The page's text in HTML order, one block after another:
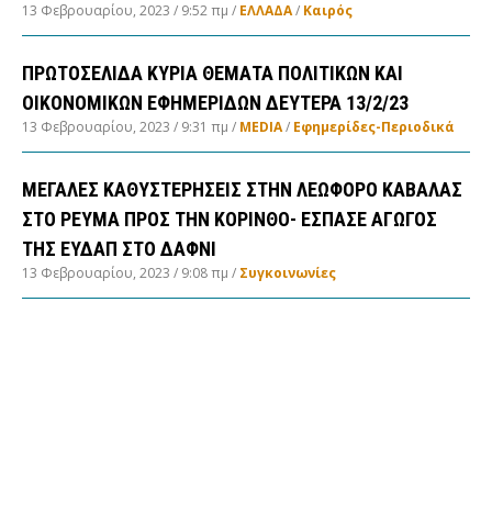
13 Φεβρουαρίου, 2023 9:52 πμ ΕΛΛΑΔA/ Καιρός
ΠΡΩΤΟΣΕΛΙΔΑ ΚΥΡΙΑ ΘΕΜΑΤΑ ΠΟΛΙΤΙΚΩΝ ΚΑΙ
ΟΙΚΟΝΟΜΙΚΩΝ ΕΦΗΜΕΡΙΔΩΝ ΔΕΥΤΕΡΑ 13/2/23
13 Φεβρουαρίου, 2023 9:31 πμ MEDIA/ Εφημερίδες-Περιοδικά
ΜΕΓΑΛΕΣ ΚΑΘΥΣΤΕΡΗΣΕΙΣ ΣΤΗΝ ΛΕΩΦΟΡΟ ΚΑΒΑΛΑΣ
ΣΤΟ ΡΕΥΜΑ ΠΡΟΣ ΤΗΝ ΚΟΡΙΝΘΟ- ΕΣΠΑΣΕ ΑΓΩΓΟΣ
ΤΗΣ ΕΥΔΑΠ ΣΤΟ ΔΑΦΝΙ
13 Φεβρουαρίου, 2023 9:08 πμ Συγκοινωνίες